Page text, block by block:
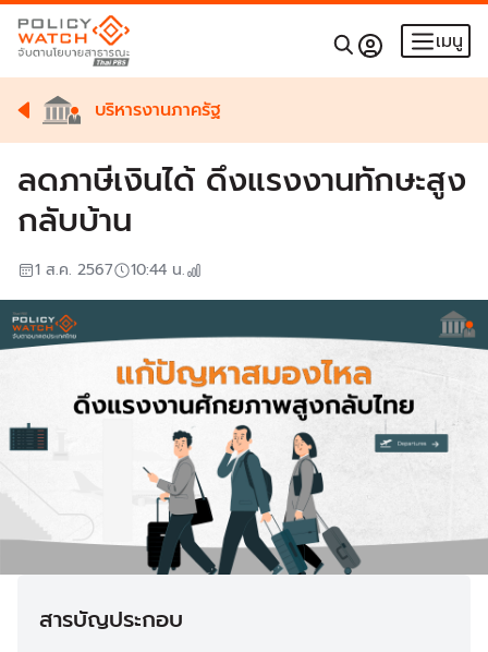
เมนู
บริหารงานภาครัฐ
ลดภาษีเงินได้ ดึงแรงงานทักษะสูง
กลับบ้าน
1 ส.ค. 2567 10:44 น.
สารบัญประกอบ